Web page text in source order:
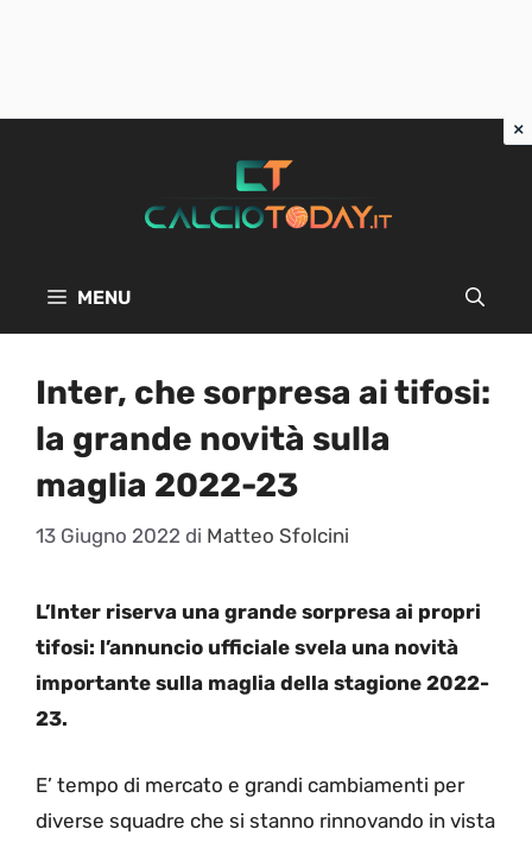
MENU
Inter, che sorpresa ai tifosi:
la grande novità sulla
maglia 2022-23
13 Giugno 2022 di Matteo Sfolcini
L’Inter riserva una grande sorpresa ai propri
tifosi: l’annuncio ufficiale svela una novità
importante sulla maglia della stagione 2022-
23.
E’ tempo di mercato e grandi cambiamenti per
diverse squadre che si stanno rinnovando in vista